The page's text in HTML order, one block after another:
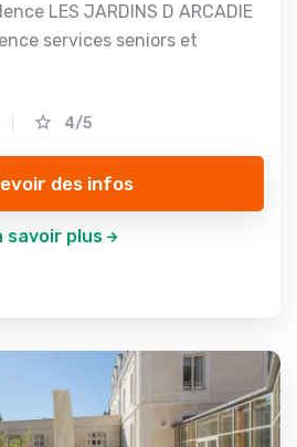
LES JARDINS D ARCADIE
services seniors et
4/5
des infos
savoir plus